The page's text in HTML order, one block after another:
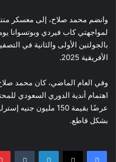
وانضم محمد صلاح، إلى معسكر
بالجولتين الأولى والثانية في
الأفريقية 2025.
اهتمام أندية الدوري السعودي
عرضًا بقيمة 150 مليون
بشكل قاطع.
فيسبوك ‫X لينكدإن